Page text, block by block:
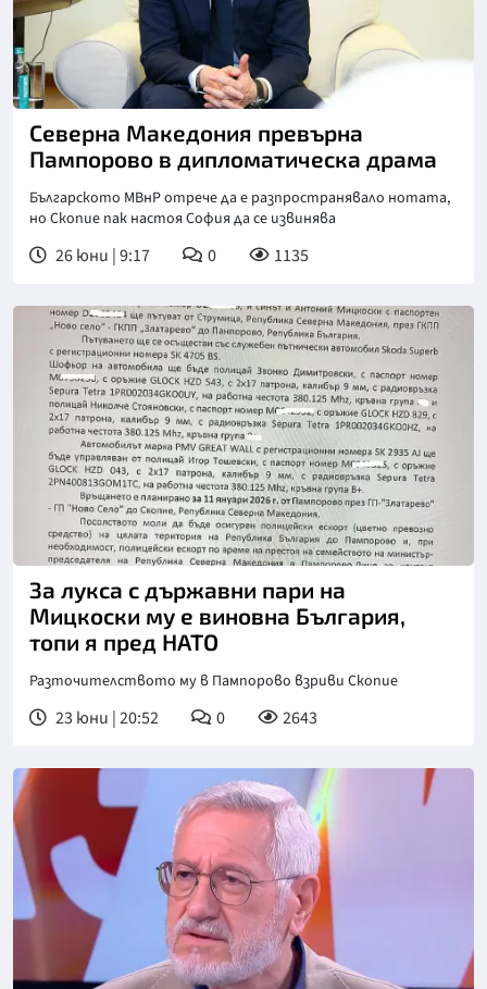
Северна Македония превърна
Пампорово в дипломатическа драма
Българското МВнР отрече да е разпространявало нотата,
но Скопие пак настоя София да се извинява
26 юни | 9:17 0 1135
За лукса с държавни пари на
Мицкоски му е виновна България,
топи я пред НАТО
Разточителството му в Пампорово взриви Скопие
23 юни | 20:52 0 2643